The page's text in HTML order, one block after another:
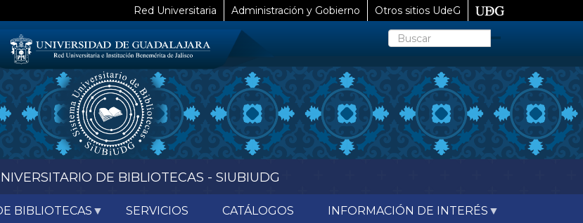
Red Universitaria Administración y Gobierno
Otros sitios UdeG
Buscar
DE BIBLIOTECAS - SIUBIUDG
BIBLIOTECAS SERVICIOS CATÁLOGOS INFORMACIÓN DE INTERÉS